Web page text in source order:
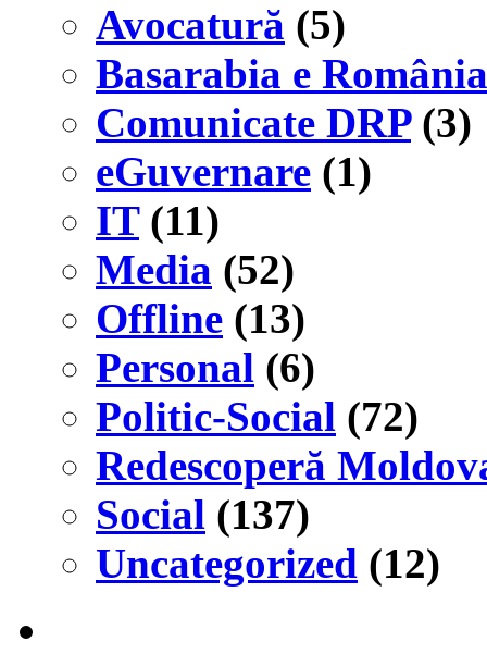
Avocatură (5)
Basarabia e România
Comunicate DRP(3)
eGuvernare (1)
IT(11)
Media (52)
Offline (13)
Personal (6)
Politic-Social (72)
Redescoperă
Social (137)
Uncategorized (12)